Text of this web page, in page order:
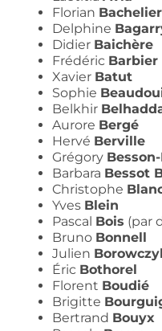
Florian Bachelier
Delphine
Didier Baichère
Frédéric Barbier
Xavier Batut
Sophie
Belkhir
Aurore Bergé
Hervé Berville
Grégory
Barbara Bessot
Christophe
Yves Blein
Pascal Bois (par
Bruno Bonnell
Julien
Éric Bothorel
Florent Boudié
Brigitte
Bertrand Bouyx